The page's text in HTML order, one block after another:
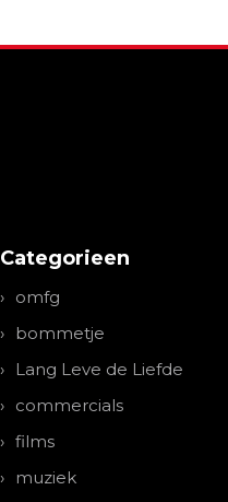
Categorieen
omfg
bommetje
Lang Leve de Liefde
commercials
films
muziek